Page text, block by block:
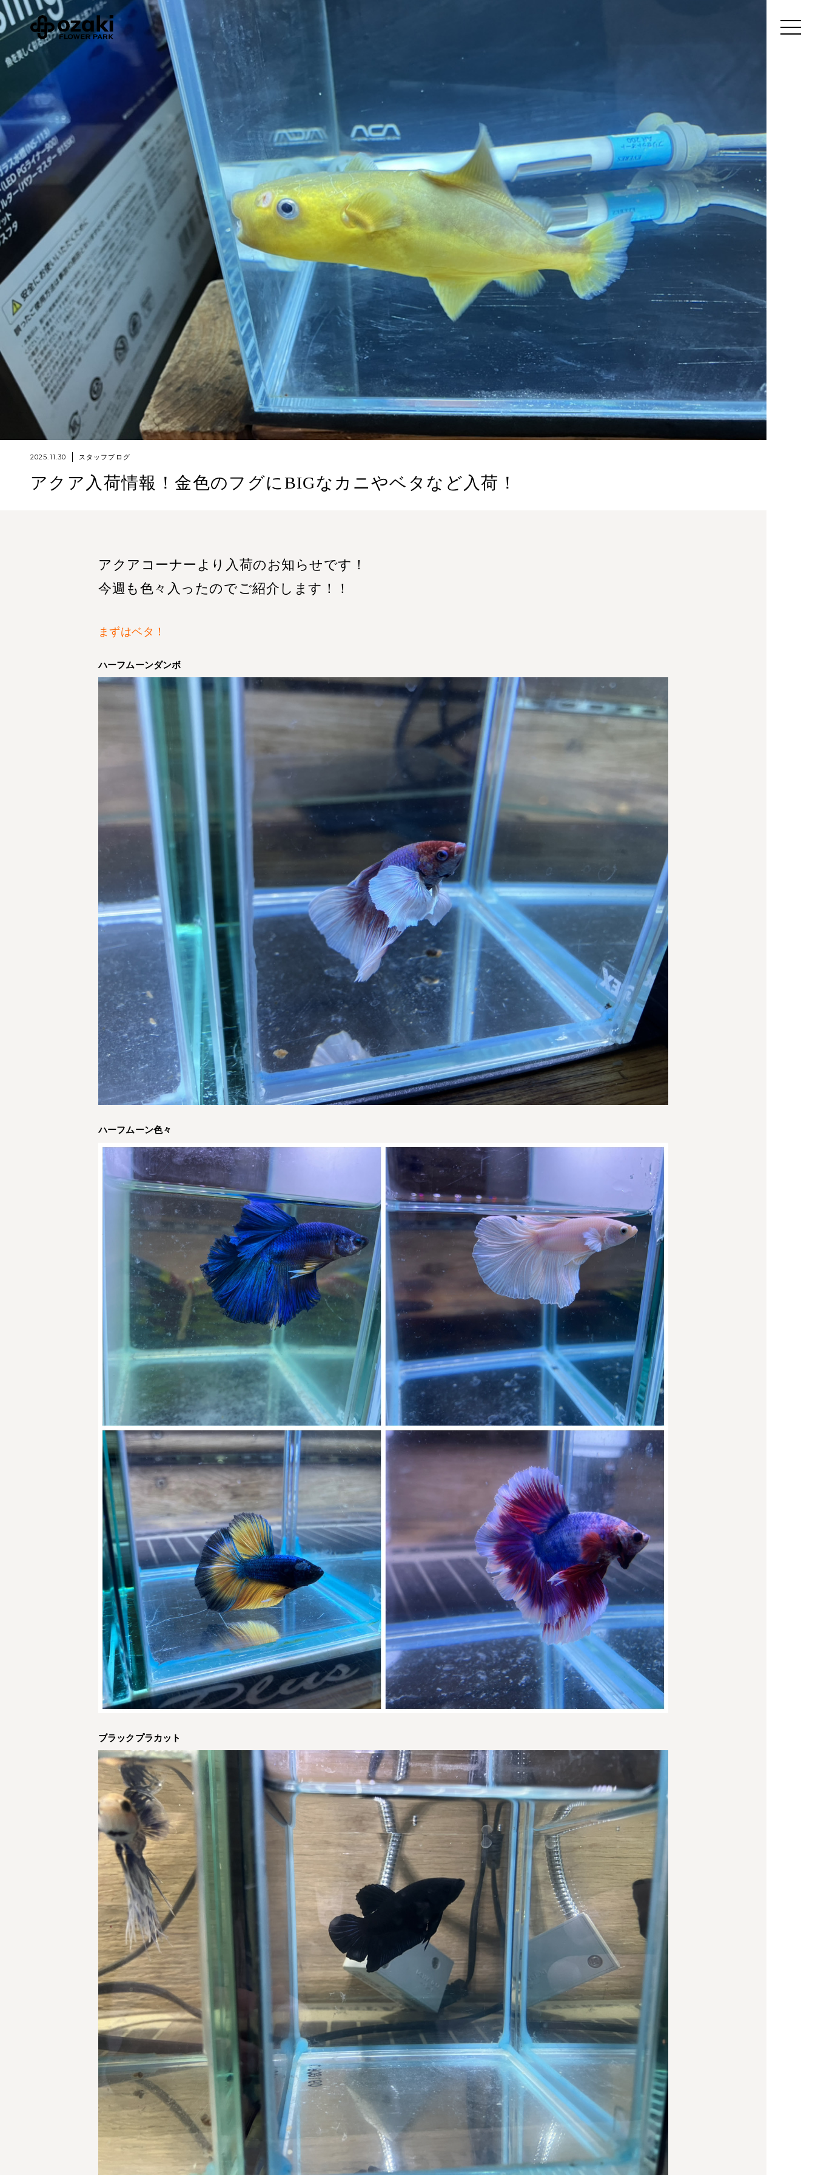
2025.11.30 スタッフブログ
アクア入荷情報！金色のフグにBIGなカニやベタなど入荷！
アクアコーナーより入荷のお知らせです！
今週も色々入ったのでご紹介します！！
まずはベタ！
ハーフムーンダンボ
ハーフムーン色々
ブラックプラカット